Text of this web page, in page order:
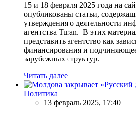
15 и 18 февраля 2025 года на
опубликованы статьи,
утверждения о деятельности
агентства Turan. В этих
представить агентство как
финансирования и
зарубежных структур.
Читать далее
Политика
13 февраль 2025, 17:40